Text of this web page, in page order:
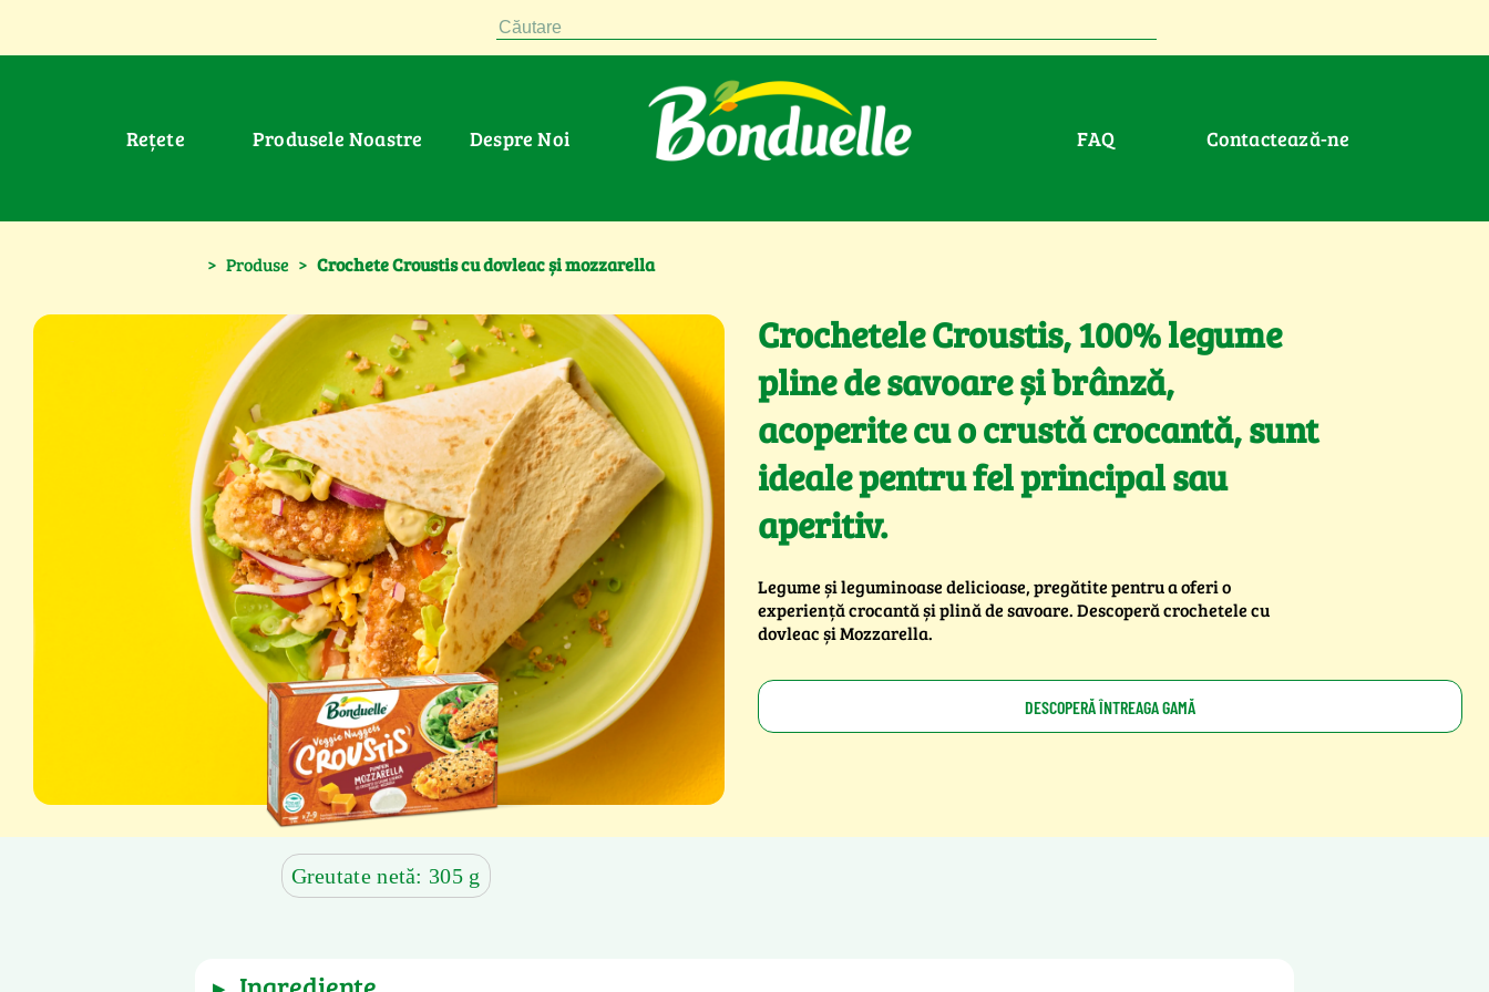
Căutare
Rețete Produsele Noastre Despre Noi FAQ Contactează-ne
> Produse > Crochete Croustis cu dovleac și mozzarella
Crochetele Croustis, 100% legume
pline de savoare și brânză,
acoperite cu o crustă crocantă, sunt
ideale pentru fel principal sau
aperitiv.
Legume și leguminoase delicioase, pregătite pentru a oferi o
experiență crocantă și plină de savoare. Descoperă crochetele cu
dovleac și Mozzarella.
DESCOPERĂ ÎNTREAGA GAMĂ
Greutate netă: 305 g
▶